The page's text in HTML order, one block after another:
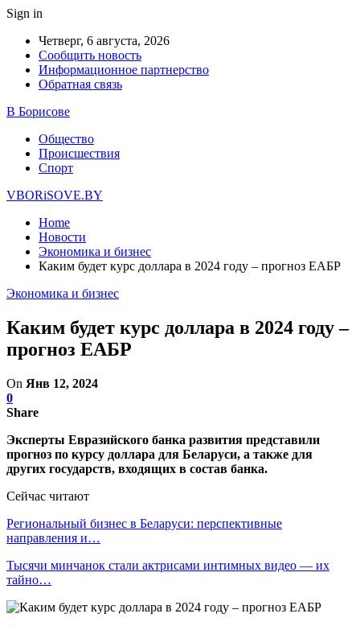
Sign in
Четверг, 6 августа, 2026
Сообщить новость
Информационное партнерство
Обратная связь
В Борисове
Общество
Происшествия
Спорт
VBORiSOVE.BY
Home
Новости
Экономика и бизнес
Каким будет курс доллара в 2024 году – прогноз ЕАБР
Экономика и бизнес
Каким будет курс доллара в 2024 году –
прогноз ЕАБР
On Янв 12, 2024
0
Share
Эксперты Евразийского банка развития представили
прогноз по курсу доллара для Беларуси, а также для
других государств, входящих в состав банка.
Сейчас читают
Региональный бизнес в Беларуси: перспективные
направления и…
Тысячи минчанок стали актрисами интимных видео — их
тайно…